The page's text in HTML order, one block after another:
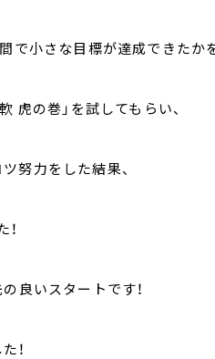
で小さな目標が達成できたか
虎の巻」を試してもらい、
努力をした結果、
良いスタートです！
！